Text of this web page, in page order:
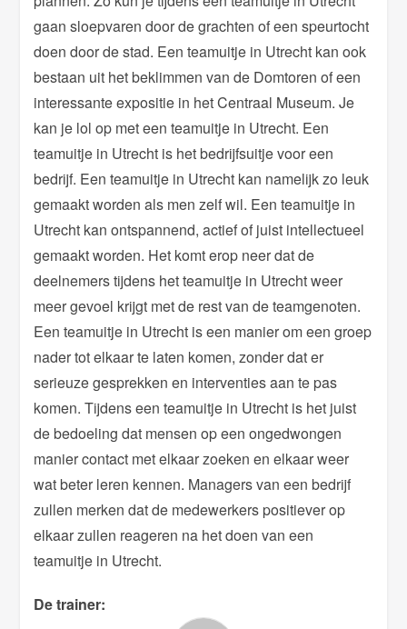
gaan sloepvaren door de grachten of een speurtocht
doen door de stad. Een teamuitje in Utrecht kan ook
bestaan uit het beklimmen van de Domtoren of een
interessante expositie in het Centraal Museum. Je
kan je lol op met een teamuitje in Utrecht. Een
teamuitje in Utrecht is het bedrijfsuitje voor een
bedrijf. Een teamuitje in Utrecht kan namelijk zo leuk
gemaakt worden als men zelf wil. Een teamuitje in
Utrecht kan ontspannend, actief of juist intellectueel
gemaakt worden. Het komt erop neer dat de
deelnemers tijdens het teamuitje in Utrecht weer
meer gevoel krijgt met de rest van de teamgenoten.
Een teamuitje in Utrecht is een manier om een groep
nader tot elkaar te laten komen, zonder dat er
serieuze gesprekken en interventies aan te pas
komen. Tijdens een teamuitje in Utrecht is het juist
de bedoeling dat mensen op een ongedwongen
manier contact met elkaar zoeken en elkaar weer
wat beter leren kennen. Managers van een bedrijf
zullen merken dat de medewerkers positiever op
elkaar zullen reageren na het doen van een
teamuitje in Utrecht.
De trainer: